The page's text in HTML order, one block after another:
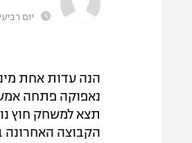
יום רביעי, 20:24,
הנה עדות אחת
הקבוצה האחרונה